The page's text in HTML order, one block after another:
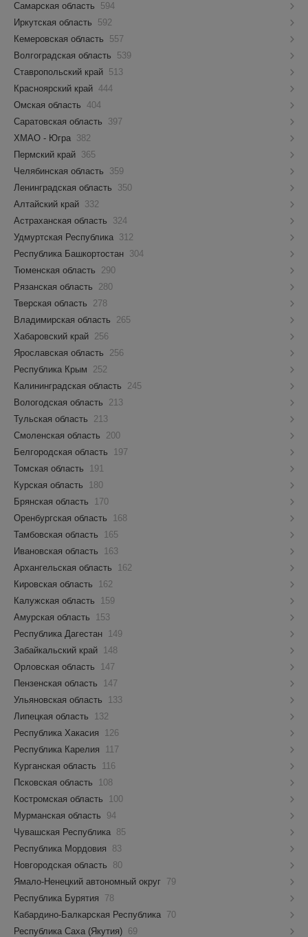
Самарская область
594
Иркутская область
592
Кемеровская область
557
Волгоградская область
539
Ставропольский край 513
Красноярский край 444
Омская область 404
Саратовская область
397
ХМАО - Югра 382
Пермский край 365
Челябинская область
359
Ленинградская область
350
Алтайский край 332
Астраханская область
324
Удмуртская Республика 312
Республика Башкортостан 304
Тюменская область
290
Рязанская область
280
Тверская область
278
Владимирская область
265
Хабаровский край 256
Ярославская область
256
Республика Крым
252
Калининградская область
245
Вологодская область
213
Тульская область
213
Смоленская область
200
Белгородская область
197
Томская область
191
Курская область
180
Брянская область
170
Оренбургская область
168
Тамбовская область
165
Ивановская область
163
Архангельская область
162
Кировская область
162
Калужская область
159
Амурская область
153
Республика Дагестан
149
Забайкальский край
148
Орловская область
147
Пензенская область
147
Ульяновская область
133
Липецкая область
132
Республика Хакасия
126
Республика Карелия
117
Курганская область
116
Псковская область
108
Костромская область
100
Мурманская область
94
Чувашская Республика 85
Республика Мордовия
83
Новгородская область
80
Ямало-Ненецкий автономный округ 79
Республика Бурятия
78
Кабардино-Балкарская Республика 70
Республика Саха (Якутия) 69